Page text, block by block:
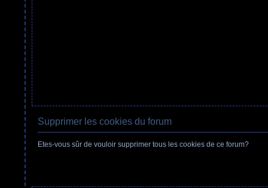
Supprimer les cookies du forum
Etes-vous sûr de vouloir supprimer tous les cookies de ce forum?